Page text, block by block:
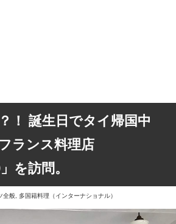
！ 誕生日でタイ帰国中
ランス料理店
を訪問。
全般 多国籍料理（インターナショナル）